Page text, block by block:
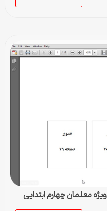
معلمان چهارم ابتدایی